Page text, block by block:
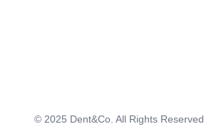
© 2025 Dent&Co. All Rights Reserved.